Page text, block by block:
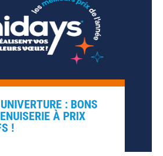
: BONS
À PRIX
!